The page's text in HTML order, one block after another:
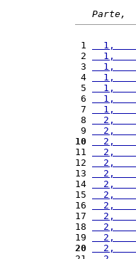
Parte,
1
1,
2
1,
3
1,
4
1,
5
1,
6
1,
7
1,
8
2,
9
2,
10
2,
11
2,
12
2,
13
2,
14
2,
15
2,
16
2,
17
2,
18
2,
19
2,
20
2,